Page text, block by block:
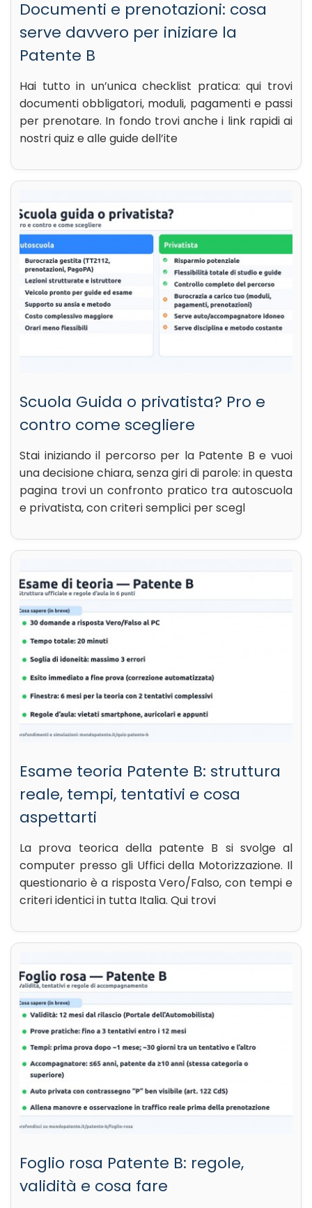
Documenti e prenotazioni: cosa
serve davvero per iniziare la
Patente B
Hai tutto in un’unica checklist pratica: qui trovi
documenti obbligatori, moduli, pagamenti e passi
per prenotare. In fondo trovi anche i link rapidi ai
nostri quiz e alle guide dell’ite
Scuola Guida o privatista? Pro e
contro come scegliere
Stai iniziando il percorso per la Patente B e vuoi
una decisione chiara, senza giri di parole: in questa
pagina trovi un confronto pratico tra autoscuola
e privatista, con criteri semplici per scegl
Esame teoria Patente B: struttura
reale, tempi, tentativi e cosa
aspettarti
La prova teorica della patente B si svolge al
computer presso gli Uffici della Motorizzazione. Il
questionario è a risposta Vero/Falso, con tempi e
criteri identici in tutta Italia. Qui trovi
Foglio rosa Patente B: regole,
validità e cosa fare